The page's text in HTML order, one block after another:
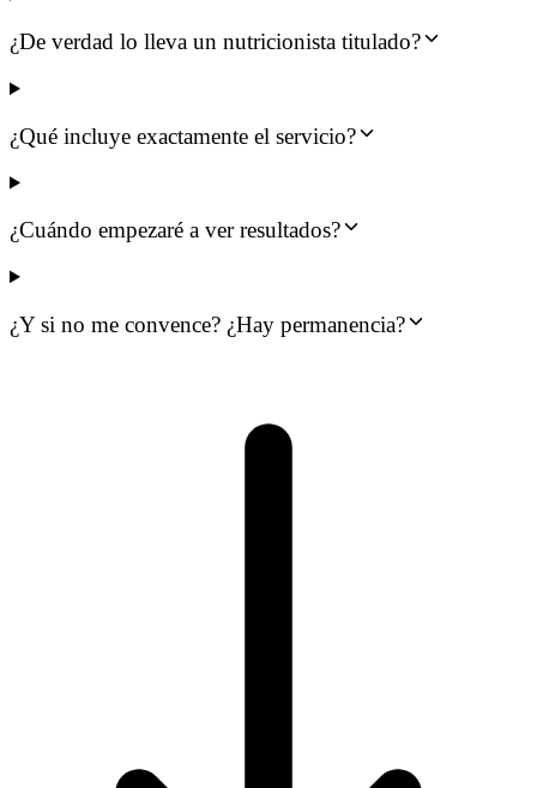
¿De verdad lo lleva un nutricionista titulado?
¿Qué incluye exactamente el servicio?
¿Cuándo empezaré a ver resultados?
¿Y si no me convence? ¿Hay permanencia?